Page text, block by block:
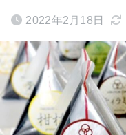
2022年2月18日